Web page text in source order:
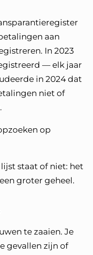
aan
In 2023
— elk jaar
in 2024 dat
niet of
op
staat of niet: het
groter geheel.
te zaaien. Je
gevallen zijn of